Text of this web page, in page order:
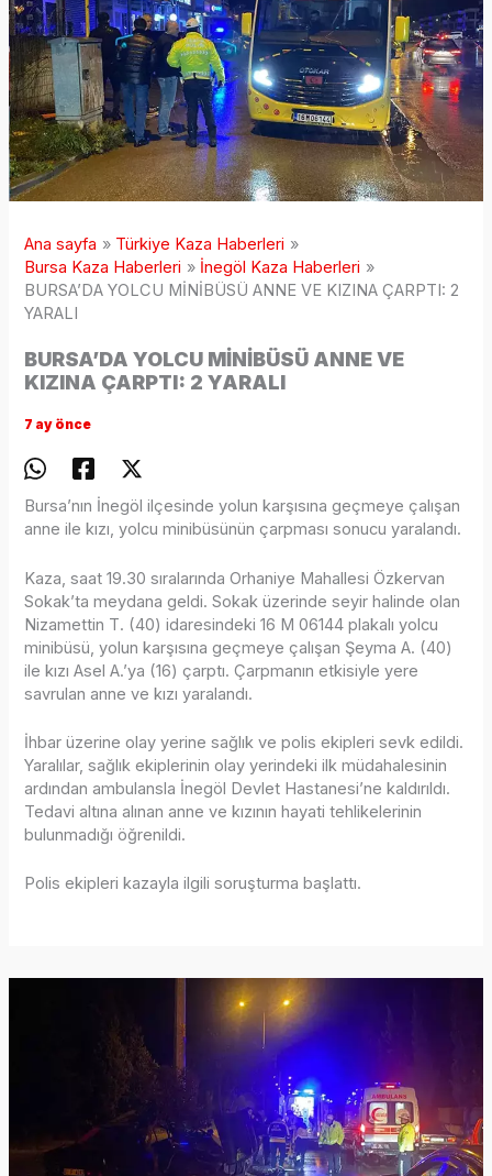
Ana sayfa
Türkiye Kaza Haberleri
Bursa Kaza Haberleri
İnegöl Kaza Haberleri
BURSA’DA YOLCU MİNİBÜSÜ ANNE VE KIZINA ÇARPTI: 2
YARALI
BURSA’DA YOLCU MİNİBÜSÜ ANNE VE
KIZINA ÇARPTI: 2 YARALI
7 ay önce
Bursa’nın İnegöl ilçesinde yolun karşısına geçmeye çalışan
anne ile kızı, yolcu minibüsünün çarpması sonucu yaralandı.
Kaza, saat 19.30 sıralarında Orhaniye Mahallesi Özkervan
Sokak’ta meydana geldi. Sokak üzerinde seyir halinde olan
Nizamettin T. (40) idaresindeki 16 M 06144 plakalı yolcu
minibüsü, yolun karşısına geçmeye çalışan Şeyma A. (40)
ile kızı Asel A.’ya (16) çarptı. Çarpmanın etkisiyle yere
savrulan anne ve kızı yaralandı.
İhbar üzerine olay yerine sağlık ve polis ekipleri sevk edildi.
Yaralılar, sağlık ekiplerinin olay yerindeki ilk müdahalesinin
ardından ambulansla İnegöl Devlet Hastanesi’ne kaldırıldı.
Tedavi altına alınan anne ve kızının hayati tehlikelerinin
bulunmadığı öğrenildi.
Polis ekipleri kazayla ilgili soruşturma başlattı.